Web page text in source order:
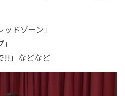
ドゾーン」
!!」などなど